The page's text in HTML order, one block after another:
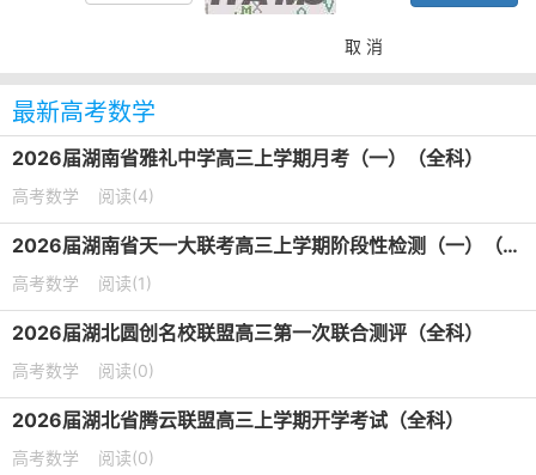
取 消
最新高考数学
2026届湖南省雅礼中学高三上学期月考（一）（全科）
高考数学 阅读(4)
2026届湖南省天一大联考高三上学期阶段性检测（一）（全科）
高考数学 阅读(1)
2026届湖北圆创名校联盟高三第一次联合测评（全科）
高考数学 阅读(0)
2026届湖北省腾云联盟高三上学期开学考试（全科）
高考数学 阅读(0)